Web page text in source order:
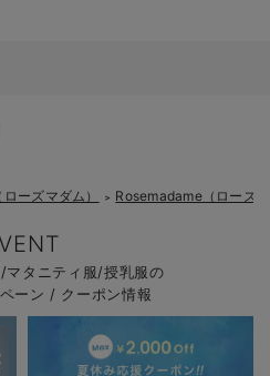
ーズマダム） ＞ Rosemadame（ローズ
マタニティ服/授乳服の
ーン / クーポン情報